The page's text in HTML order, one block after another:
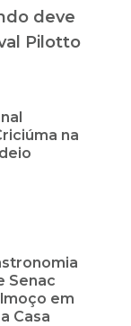
deve
Pilotto
na
Senac
em
Casa